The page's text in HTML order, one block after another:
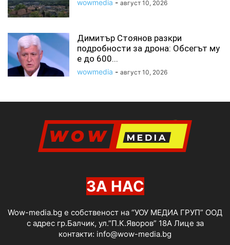
wowmedia - август 10, 2026
Димитър Стоянов разкри
подробности за дрона: Обсегът му
е до 600...
wowmedia - август 10, 2026
ЗА НАС
Wow-media.bg е собственост на “УОУ МЕДИА ГРУП” ООД
с адрес гр.Балчик, ул.”П.К.Яворов” 18А Лице за
контакти: info@wow-media.bg